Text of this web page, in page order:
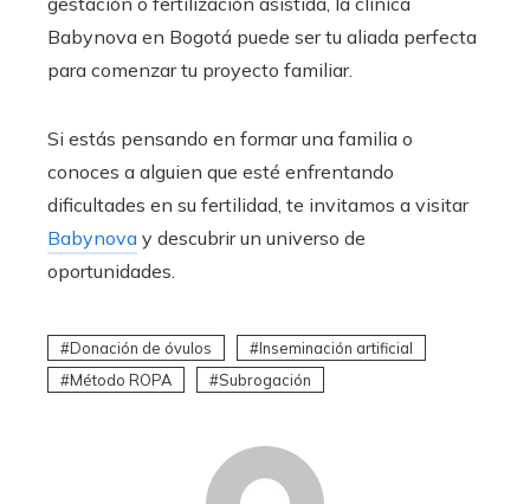
Babynova en Bogotá puede ser tu aliada perfecta
para comenzar tu proyecto familiar.
Si estás pensando en formar una familia o
conoces a alguien que esté enfrentando
dificultades en su fertilidad, te invitamos a visitar
Babynova y descubrir un universo de
oportunidades.
Donación de óvulos
Inseminación artificial
Método ROPA
Subrogación